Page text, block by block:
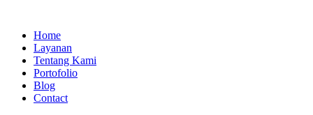
Home
Layanan
Tentang Kami
Portofolio
Blog
Contact